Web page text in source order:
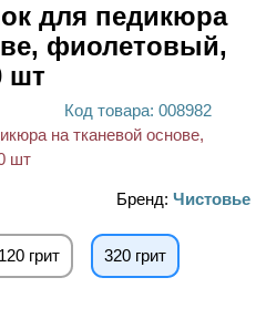
для педикюра
фиолетовый,
шт
Код товара: 008982
Бренд: Чистовье
120 грит 320 грит